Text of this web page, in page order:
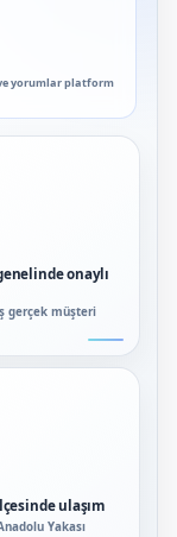
yorumlar platform
onaylı
gerçek müşteri
ulaşım
Yakası